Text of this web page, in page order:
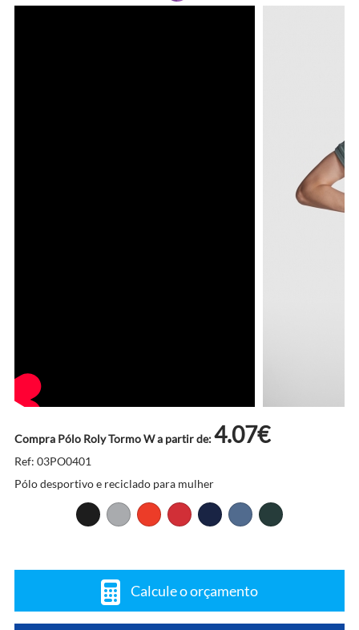
Compra Pólo Roly Tormo W a partir de:4.07€
Ref: 03PO0401
Pólo desportivo e reciclado para mulher
Calcule o orçamento